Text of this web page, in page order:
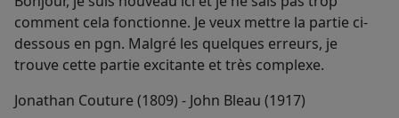
comment cela fonctionne. Je veux mettre la partie ci-
dessous en pgn. Malgré les quelques erreurs, je
trouve cette partie excitante et très complexe.
Jonathan Couture (1809) - John Bleau (1917)